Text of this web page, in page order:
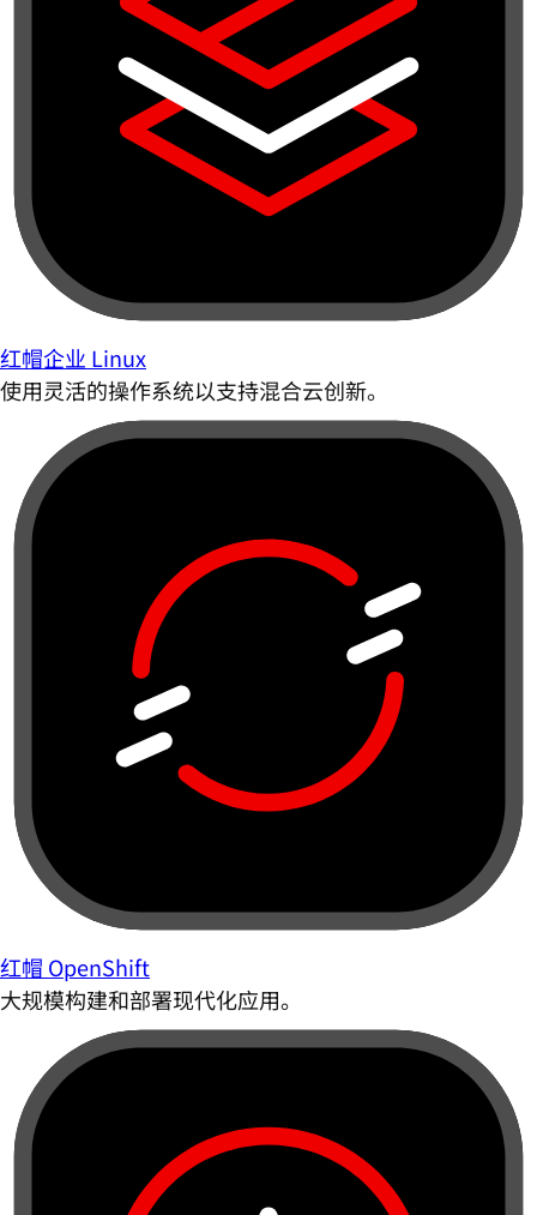
红帽企业 Linux
使用灵活的操作系统以支持混合云创新。
红帽 OpenShift
大规模构建和部署现代化应用。